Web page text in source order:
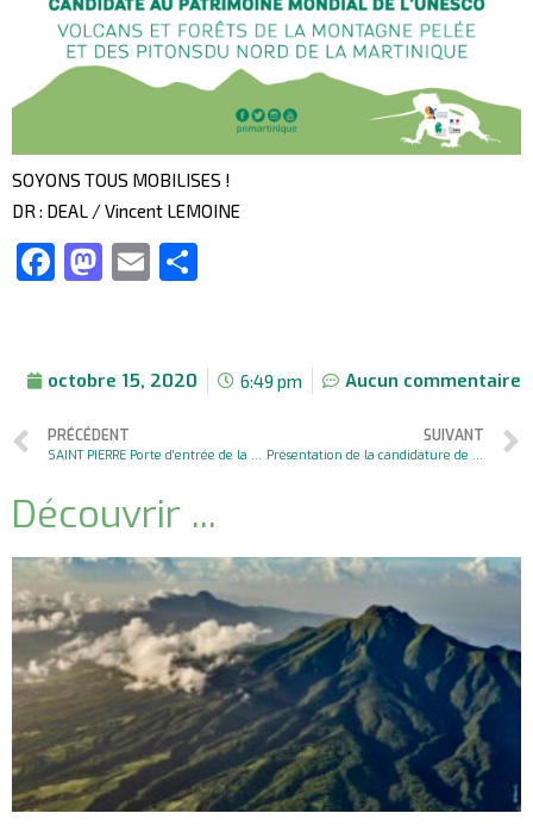
SOYONS TOUS MOBILISES !
DR : DEAL / Vincent LEMOINE
Facebook
Mastodon
Email
octobre 15, 2020 6:49 pm Aucun commentaire
PRÉCÉDENT
SAINT PIERRE Porte d’entrée de la Candidature UNESCO vous accueille
SUIVANT
Présentation de la candidature de la Martinique au Comité Français du Patrimoine Mondial de l’UNESCO
Découvrir ...